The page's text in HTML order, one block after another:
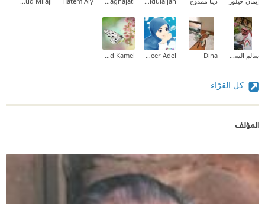
سالم السويلمي Dina
Abeer Adel
Taghreed Mohammed Kamel
كل القرّاء
المؤلف